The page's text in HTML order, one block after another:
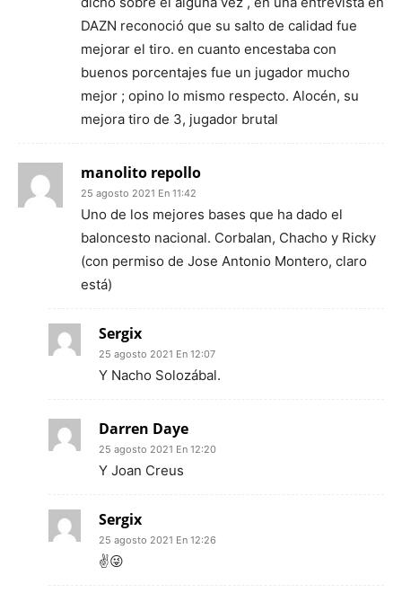
DAZN reconoció que su salto de calidad fue
mejorar el tiro. en cuanto encestaba con
buenos porcentajes fue un jugador mucho
mejor ; opino lo mismo respecto. Alocén, su
mejora tiro de 3, jugador brutal
manolito repollo
25 agosto 2021 En 11:42
Uno de los mejores bases que ha dado el
baloncesto nacional. Corbalan, Chacho y Ricky
(con permiso de Jose Antonio Montero, claro
está)
Sergix
25 agosto 2021 En 12:07
Y Nacho Solozábal.
Darren Daye
25 agosto 2021 En 12:20
Y Joan Creus
Sergix
25 agosto 2021 En 12:26
✌️😜